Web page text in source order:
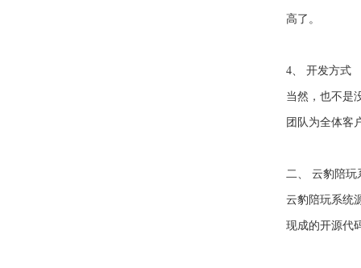
高了。
4、 开发方式
当然，也不是
团队为全体客
二、 云豹陪玩
云豹陪玩系统
现成的开源代